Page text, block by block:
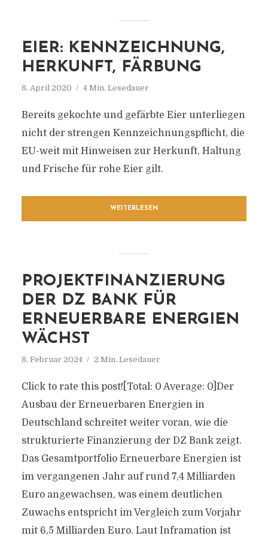
EIER: KENNZEICHNUNG,
HERKUNFT, FÄRBUNG
8. April 2020 4 Min. Lesedauer
Bereits gekochte und gefärbte Eier unterliegen
nicht der strengen Kennzeichnungspflicht, die
EU-weit mit Hinweisen zur Herkunft, Haltung
und Frische für rohe Eier gilt.
WEITERLESEN
PROJEKTFINANZIERUNG
DER DZ BANK FÜR
ERNEUERBARE ENERGIEN
WÄCHST
8. Februar 2024 2 Min. Lesedauer
Click to rate this post![Total: 0 Average: 0]Der
Ausbau der Erneuerbaren Energien in
Deutschland schreitet weiter voran, wie die
strukturierte Finanzierung der DZ Bank zeigt.
Das Gesamtportfolio Erneuerbare Energien ist
im vergangenen Jahr auf rund 7,4 Milliarden
Euro angewachsen, was einem deutlichen
Zuwachs entspricht im Vergleich zum Vorjahr
mit 6,5 Milliarden Euro. Laut Inframation ist